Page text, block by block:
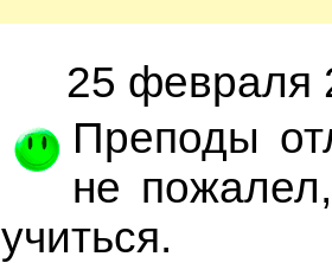
25 февраля
Преподы
не
учиться.